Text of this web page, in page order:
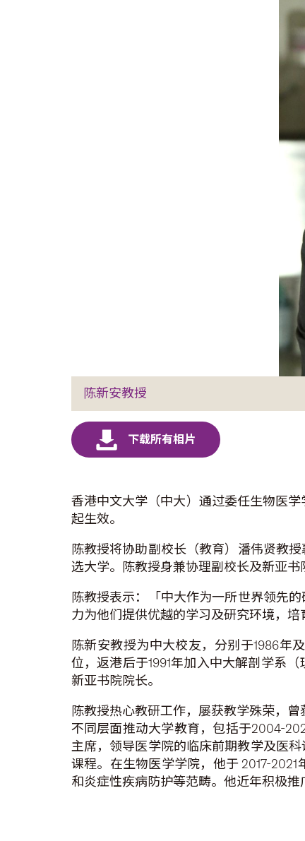
陈新安教授
香港中文大学（中大）通过委任生物医
起生效。
陈教授将协助副校长（教育）潘伟贤教
选大学。陈教授身兼协理副校长及新亚
陈教授表示：「中大作为一所世界领先
力为他们提供优越的学习及研究环境，
陈新安教授为中大校友，分别于1986年
位，返港后于1991年加入中大解剖学系
新亚书院院长。
陈教授热心教研工作，屡获教学殊荣，
不同层面推动大学教育，包括于2004-
主席，领导医学院的临床前期教学及医
课程。在生物医学学院，他于 2017-
和炎症性疾病防护等范畴。他近年积极